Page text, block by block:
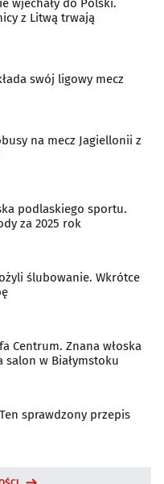
wjechały do Polski.
z Litwą trwają
swój ligowy mecz
na mecz Jagiellonii z
podlaskiego sportu.
za 2025 rok
ślubowanie. Wkrótce
Centrum. Znana włoska
salon w Białymstoku
sprawdzony przepis